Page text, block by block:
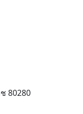
80280